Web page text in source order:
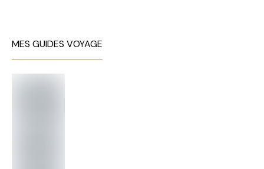
MES GUIDES VOYAGE